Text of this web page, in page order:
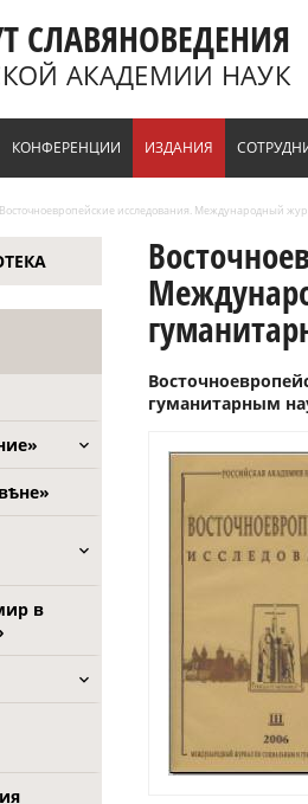
СЛАВЯНОВЕДЕНИЯ
АКАДЕМИИ НАУК
КОНФЕРЕНЦИИ ИЗДАНИЯ
Восточноевропейские исследования. Международный
в
гуманитарным